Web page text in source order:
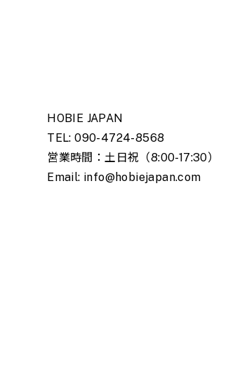
HOBIE JAPAN
TEL: 090-4724-8568
営業時間：土日祝（8:00-17:30）
Email: info@hobiejapan.com